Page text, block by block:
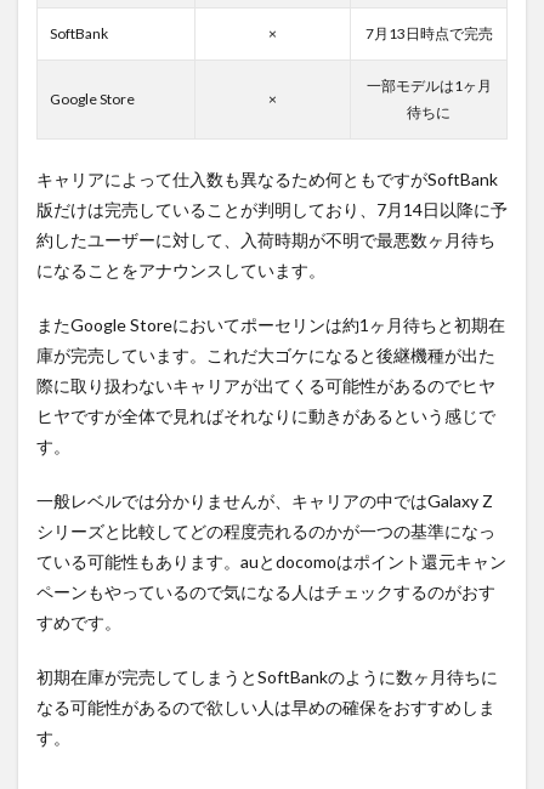
SoftBank × 7月13日時点で完売
Google Store ×
一部モデルは1ヶ月
待ちに
キャリアによって仕入数も異なるため何ともですがSoftBank
版だけは完売していることが判明しており、7月14日以降に予
約したユーザーに対して、入荷時期が不明で最悪数ヶ月待ち
になることをアナウンスしています。
またGoogle Storeにおいてポーセリンは約1ヶ月待ちと初期在
庫が完売しています。これだ大ゴケになると後継機種が出た
際に取り扱わないキャリアが出てくる可能性があるのでヒヤ
ヒヤですが全体で見ればそれなりに動きがあるという感じで
す。
一般レベルでは分かりませんが、キャリアの中ではGalaxy Z
シリーズと比較してどの程度売れるのかが一つの基準になっ
ている可能性もあります。auとdocomoはポイント還元キャン
ペーンもやっているので気になる人はチェックするのがおす
すめです。
初期在庫が完売してしまうとSoftBankのように数ヶ月待ちに
なる可能性があるので欲しい人は早めの確保をおすすめしま
す。